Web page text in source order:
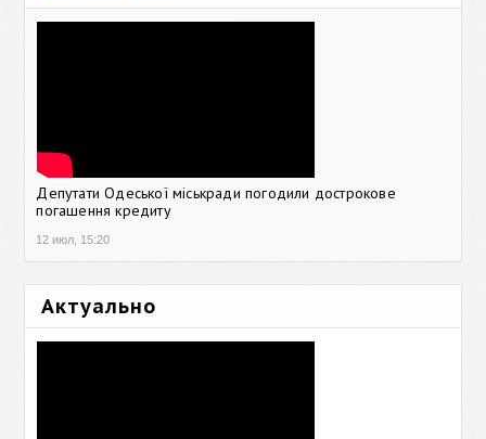
Депутати Одеської міськради погодили дострокове
погашення кредиту
12 июл, 15:20
Актуально